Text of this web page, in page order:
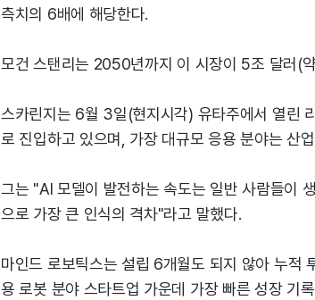
측치의 6배에 해당한다.
모건 스탠리는 2050년까지 이 시장이 5조 달러(
스카린지는 6월 3일(현지시각) 유타주에서 열린
로 진입하고 있으며, 가장 대규모 응용 분야는 산
그는 "AI 모델이 발전하는 속도는 일반 사람들이
으로 가장 큰 인식의 격차"라고 말했다.
마인드 로보틱스는 설립 6개월도 되지 않아 누적
용 로봇 분야 스타트업 가운데 가장 빠른 성장 기